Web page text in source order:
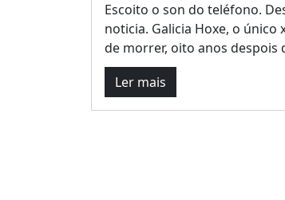
Escoito o son do teléfono.
noticia. Galicia Hoxe, o
de morrer, oito anos despois
Ler mais